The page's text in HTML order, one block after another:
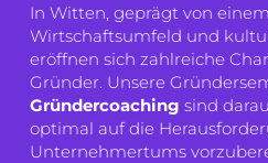
In Witten, geprägt von
Wirtschaftsumfeld und
eröffnen sich zahlreiche
Gründer. Unsere
Gründercoaching sind
optimal auf die
Unternehmertums